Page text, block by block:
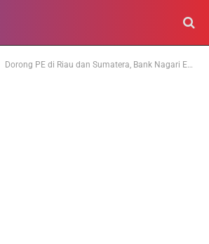
Dorong PE di Riau dan Sumatera, Bank Nagari Eskpansi ke Kota Pekanbaru